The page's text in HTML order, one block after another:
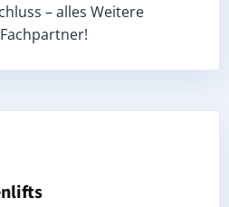
– alles Weitere